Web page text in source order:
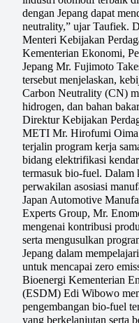
dengan Jepang dapat
neutrality,” ujar Taufiek.
Menteri Kebijakan
Kementerian Ekonomi,
Jepang Mr. Fujimoto
tersebut menjelaskan,
Carbon Neutrality (CN)
hidrogen, dan bahan
Direktur Kebijakan
METI Mr. Hirofumi Oima
terjalin program kerja
bidang elektrifikasi
termasuk bio-fuel. Dalam
perwakilan asosiasi
Japan Automotive
Experts Group, Mr.
mengenai kontribusi
serta mengusulkan
Jepang dalam
untuk mencapai zero
Bioenergi Kementerian
(ESDM) Edi Wibowo
pengembangan bio-fuel
yang berkelanjutan serta